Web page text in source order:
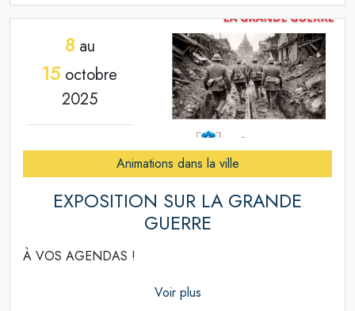
8au
15 octobre
2025
Animations dans la ville
EXPOSITION SUR LA GRANDE
GUERRE
À VOS AGENDAS !
Voir plus